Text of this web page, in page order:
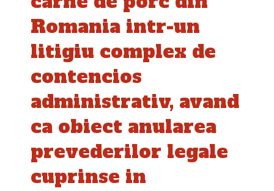
Romania intr-un
litigiu complex de
contencios
administrativ, avand
ca obiect anularea
prevederilor legale
cuprinse in